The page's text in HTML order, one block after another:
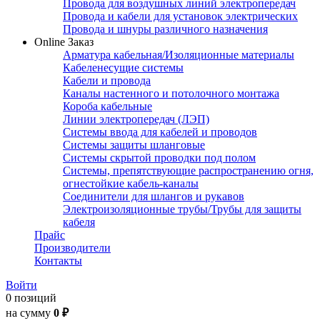
Провода для воздушных линий электропередач
Провода и кабели для установок электрических
Провода и шнуры различного назначения
Online Заказ
Арматура кабельная/Изоляционные материалы
Кабеленесущие системы
Кабели и провода
Каналы настенного и потолочного монтажа
Короба кабельные
Линии электропередач (ЛЭП)
Системы ввода для кабелей и проводов
Системы защиты шланговые
Системы скрытой проводки под полом
Системы, препятствующие распространению огня,
огнестойкие кабель-каналы
Соединители для шлангов и рукавов
Электроизоляционные трубы/Трубы для защиты
кабеля
Прайс
Производители
Контакты
Войти
0 позиций
на сумму 0 ₽